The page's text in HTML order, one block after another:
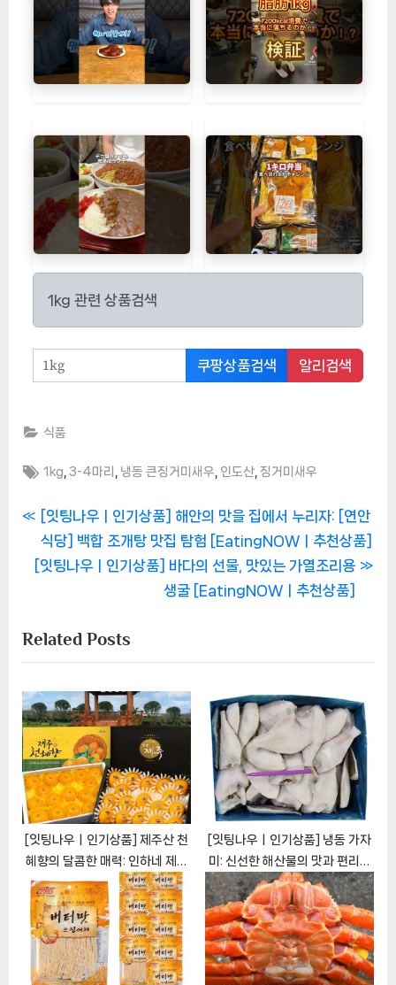
1kg 관련 상품검색
쿠팡상품검색 알리검색
식품
Tags:
1kg ,3-4마리 냉동 큰징거미새우 인도산 ,징거미새우
글
탐
P
r
e
o
u
s
P
o
s
t
:
[잇팅나우ㅣ인기상품] 해안의 맛을 집에서 누리자: [연안
식당] 백합 조개탕 맛집 탐험 [EatingNOWㅣ추천상품]
N
t
P
o
s
t
:
[잇팅나우ㅣ인기상품] 바다의 선물, 맛있는 가열조리용
생굴 [EatingNOWㅣ추천상품]
Related Posts
[잇팅나우ㅣ인기상품] 제주산 천
혜향의 달콤한 매력: 인하네 제주
천혜향 과일 선물 세트
[EatingNOWㅣ추천상품]
[잇팅나우ㅣ인기상품] 냉동 가자
미: 신선한 해산물의 맛과 편리함
을 한 번에 [EatingNOWㅣ추천
상품]